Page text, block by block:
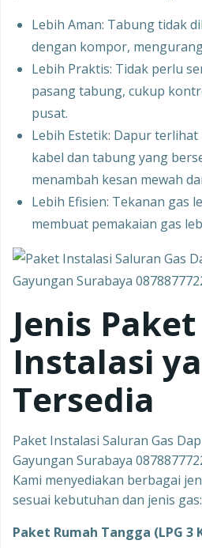
Lebih Aman: Tabung tidak
dengan kompor,
Lebih Praktis: Tidak perlu
pasang tabung, cukup
pusat.
Lebih Estetik: Dapur
kabel dan tabung yang
menambah kesan mewah
Lebih Efisien: Tekanan gas
membuat pemakaian gas
Jenis Paket
Instalasi
Tersedia
Paket Instalasi Saluran Gas
Gayungan Surabaya
Kami menyediakan berbagai
sesuai kebutuhan dan jenis gas:
Paket Rumah Tangga (LPG 3